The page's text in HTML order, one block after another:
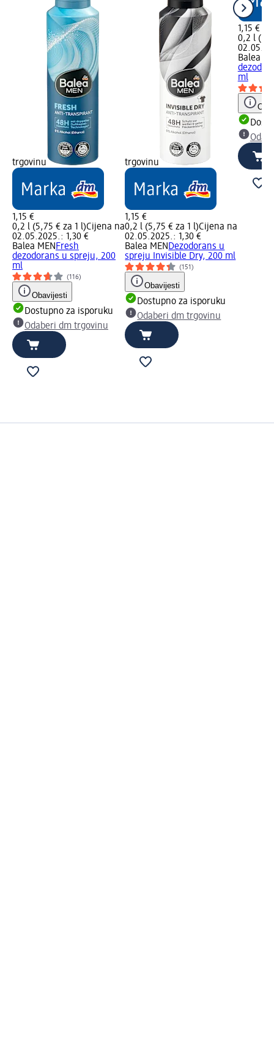
trgovinu
1,15 €
0,2 l (5,75 € za 1 l)Cijena na
02.05.2025.: 1,30 €
Balea MEN Fresh
dezodorans u spreju, 200
ml
(116)
Obavijesti
Dostupno za isporuku
Odaberi dm trgovinu
trgovinu
1,15 €
0,2 l (5,75 € za 1 l)Cijena na
02.05.2025.: 1,30 €
Balea MEN Dezodorans u
spreju Invisible Dry, 200 ml
(151)
Obavijesti
Dostupno za isporuku
Odaberi dm trgovinu
1,15 €
0,2 l
Balea
ml